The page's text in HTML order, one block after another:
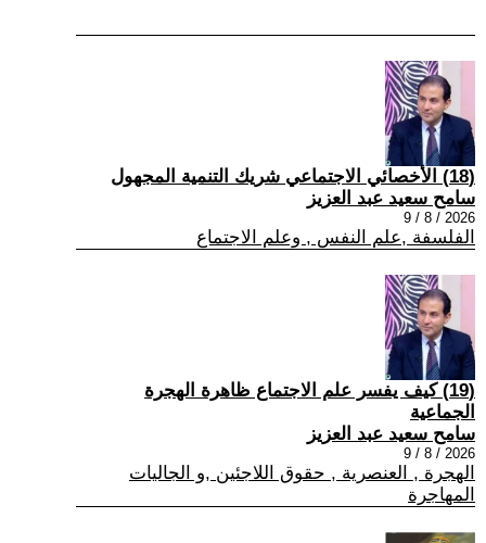
(18) الأخصائي الاجتماعي شريك التنمية المجهول
سامح سعيد عبد العزيز
2026 / 8 / 9
الفلسفة ,علم النفس , وعلم الاجتماع
(19) كيف يفسر علم الاجتماع ظاهرة الهجرة
الجماعية
سامح سعيد عبد العزيز
2026 / 8 / 9
الهجرة , العنصرية , حقوق اللاجئين ,و الجاليات
المهاجرة